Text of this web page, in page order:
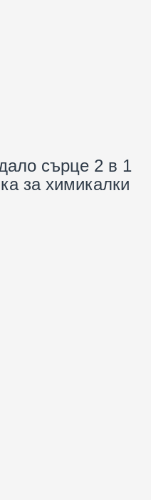
сърце 2 в 1
за химикалки